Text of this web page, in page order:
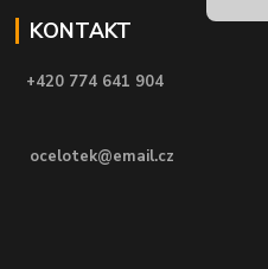
KONTAKT
+420 774 641 904
ocelotek@email.cz